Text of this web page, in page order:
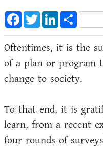
FacebookTwitterLinkedInShare
Oftentimes, it is the
of a plan or program
change to society.
To that end, it is
learn, from a recent
four rounds of